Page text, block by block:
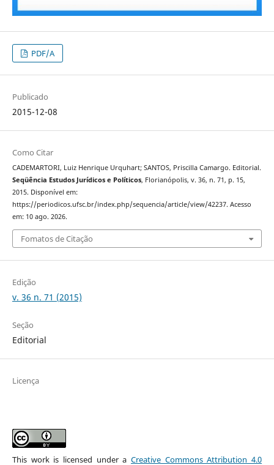
PDF/A
Publicado
2015-12-08
Como Citar
CADEMARTORI, Luiz Henrique Urquhart; SANTOS, Priscilla Camargo. Editorial.
Seqüência Estudos Jurídicos e Políticos, Florianópolis, v. 36, n. 71, p. 15,
2015. Disponível em:
https://periodicos.ufsc.br/index.php/sequencia/article/view/42237. Acesso
em: 10 ago. 2026.
Fomatos de Citação
Edição
v. 36 n. 71 (2015)
Seção
Editorial
Licença
This work is licensed under aCreative Commons Attribution 4.0